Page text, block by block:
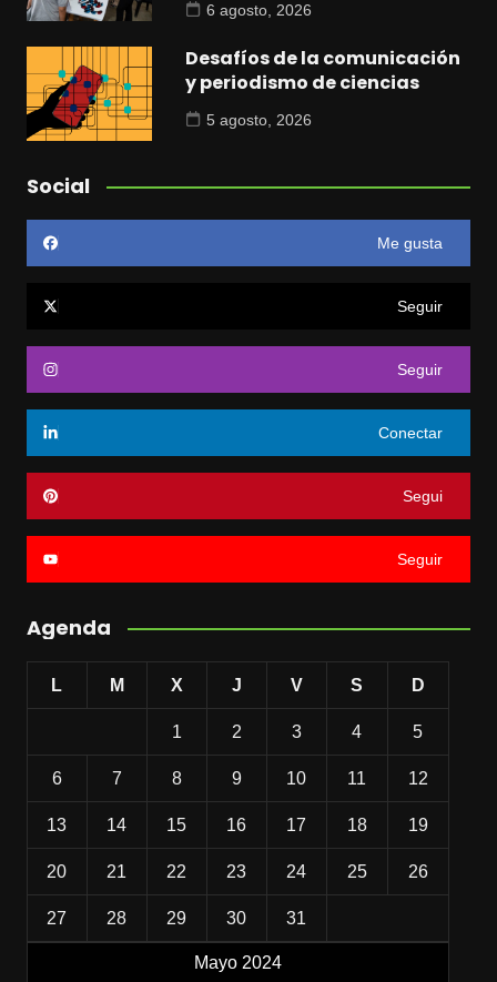
6 agosto, 2026
Desafíos de la comunicación
y periodismo de ciencias
5 agosto, 2026
Social
Me gusta
Seguir
Seguir
Conectar
Segui
Seguir
Agenda
Mayo 2024
L M X J V S D
1 2 3 4 5
6 7 8 9 10 11 12
13 14 15 16 17 18 19
20 21 22 23 24 25 26
27 28 29 30 31